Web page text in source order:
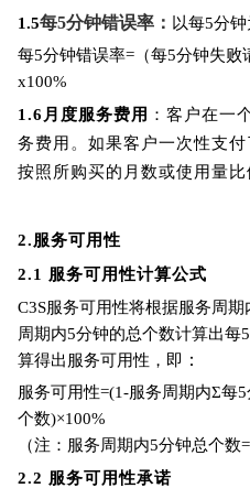
1.5每5分钟错误率： 以每5分
每5分钟错误率=（每5分钟失败
x100%
1.6 月度服务费用 ：客户在一
务费用 。 如果客户一次性支
按照所购买的月数或使用量比
2.服务可用性
2.1 服务可用性计算公式
C3S服务可用性将根据服务周
周期内5分钟的总个数计算出
算得出服务可用性，即 ：
服务可用性=(1-服务周期内Σ每
个数)×100%
（注：服务周期内5分钟总个数
2.2 服务可用性承诺